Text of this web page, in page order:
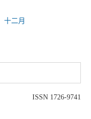
十二月
ISSN 1726-9741